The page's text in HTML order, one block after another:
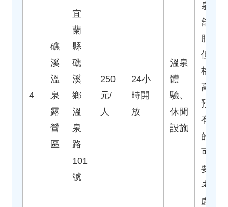
4
礁
溪
溫
泉
露
營
區
宜
蘭
縣
礁
溪
鄉
溫
泉
路
101
號
250
元/
人
24小
時開
放
溫泉
體
驗、
休閒
設施
泉很
舒
服，
但價
格偏
高，
預算
有限
的人
可能
要多
考
慮。